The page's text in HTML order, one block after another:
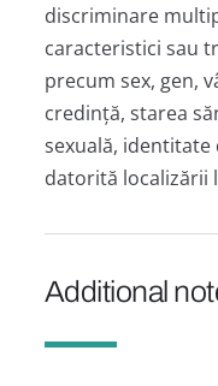
discriminare
caracteristici sau
precum sex, gen,
credință, starea
sexuală, identitate
datorită localizării
Additional